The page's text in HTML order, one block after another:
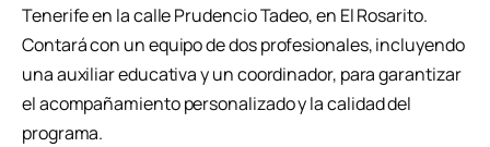
Tenerife en la calle Prudencio Tadeo, en El Rosarito.
Contará con un equipo de dos profesionales, incluyendo
una auxiliar educativa y un coordinador, para garantizar
el acompañamiento personalizado y la calidad del
programa.